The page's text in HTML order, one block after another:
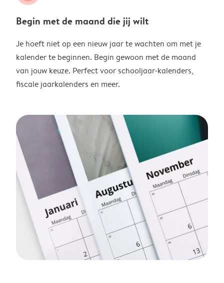
Begin met de maand die jij wilt
Je hoeft niet op een nieuw jaar te wachten om met je
kalender te beginnen. Begin gewoon met de maand
van jouw keuze. Perfect voor schooljaar-kalenders,
fiscale jaarkalenders en meer.